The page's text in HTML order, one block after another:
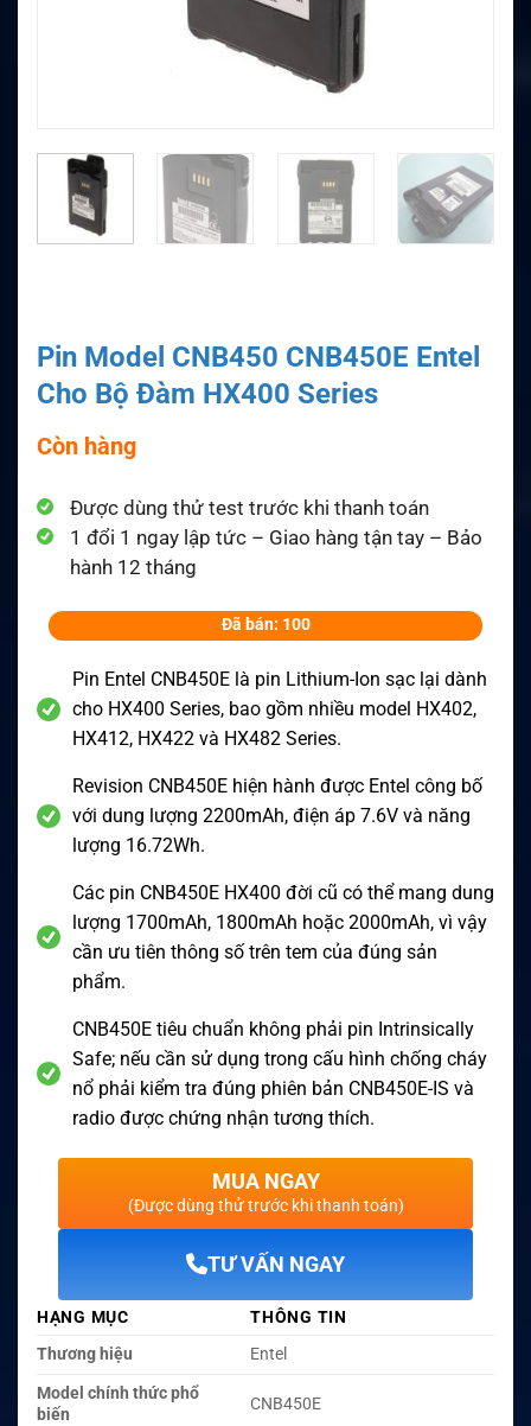
Pin Model CNB450 CNB450E Entel
Cho Bộ Đàm HX400 Series
Còn hàng
Được dùng thử test trước khi thanh toán
1 đổi 1 ngay lập tức – Giao hàng tận tay – Bảo
hành 12 tháng
Đã bán: 100
Pin Entel CNB450E là pin Lithium-Ion sạc lại dành
cho HX400 Series, bao gồm nhiều model HX402,
HX412, HX422 và HX482 Series.
Revision CNB450E hiện hành được Entel công bố
với dung lượng 2200mAh, điện áp 7.6V và năng
lượng 16.72Wh.
Các pin CNB450E HX400 đời cũ có thể mang dung
lượng 1700mAh, 1800mAh hoặc 2000mAh, vì vậy
cần ưu tiên thông số trên tem của đúng sản
phẩm.
CNB450E tiêu chuẩn không phải pin Intrinsically
Safe; nếu cần sử dụng trong cấu hình chống cháy
nổ phải kiểm tra đúng phiên bản CNB450E-IS và
radio được chứng nhận tương thích.
MUA NGAY
(Được dùng thử trước khi thanh toán)
TƯ VẤN NGAY
HẠNG MỤC
THÔNG TIN
Thương hiệu
Entel
Model chính thức phổ
biến
CNB450E